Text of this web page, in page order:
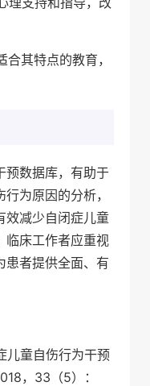
其特点的教育，
预数据库，有助于
为原因的分析，
效减少自闭症儿童
临床工作者应重视
患者提供全面、有
儿童自伤行为干预
，33（5）：